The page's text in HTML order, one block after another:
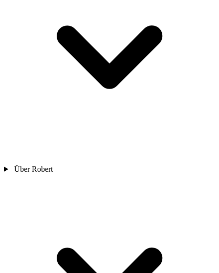
Über Robert